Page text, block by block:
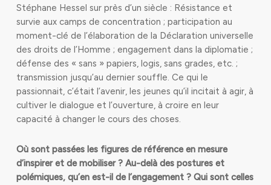
Stéphane Hessel sur près d’un siècle : Résistance et
survie aux camps de concentration ; participation au
moment-clé de l’élaboration de la Déclaration universelle
des droits de l’Homme ; engagement dans la diplomatie ;
défense des « sans » papiers, logis, sans grades, etc. ;
transmission jusqu’au dernier souffle. Ce qui le
passionnait, c’était l’avenir, les jeunes qu’il incitait à agir, à
cultiver le dialogue et l’ouverture, à croire en leur
capacité à changer le cours des choses.
Où sont passées les figures de référence en mesure
d’inspirer et de mobiliser ? Au-delà des postures et
polémiques, qu’en est-il de l’engagement ? Qui sont celles